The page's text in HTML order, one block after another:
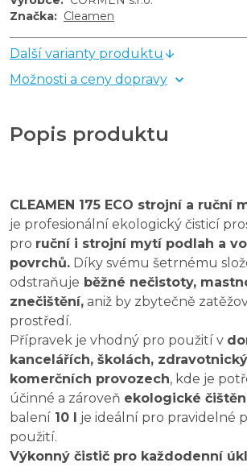
Značka: Cleamen
Další varianty produktu
Možnosti a ceny dopravy
Popis produktu
CLEAMEN 175 ECO strojní a ruční
je profesionální ekologický čisticí
pro ruční i strojní mytí podlah a
povrchů. Díky svému šetrnému
odstraňuje běžné nečistoty,
znečištění, aniž by zbytečně
prostředí.
Přípravek je vhodný pro použití v
kancelářích, školách,
komerčních provozech, kde je
účinné a zároveň ekologické
balení 10 l je ideální pro pravidelné
použití.
Výkonný čistič pro každodenní